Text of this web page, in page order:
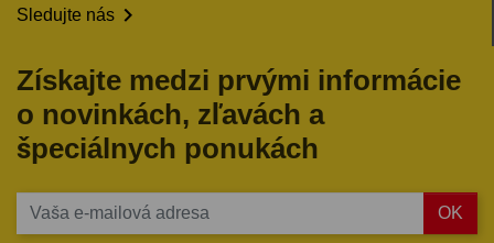
Sledujte nás 
Získajte medzi prvými informácie
o novinkách, zľavách a
špeciálnych ponukách
OK